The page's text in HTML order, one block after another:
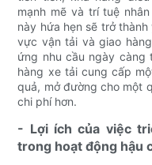
mạnh mẽ và trí tuệ
này hứa hẹn sẽ trở
vực vận tải và giao
ứng nhu cầu ngày càng
hàng xe tải cung cấp
quả, mở đường cho một
chi phí hơn.
- Lợi ích của việc
trong hoạt động hậu